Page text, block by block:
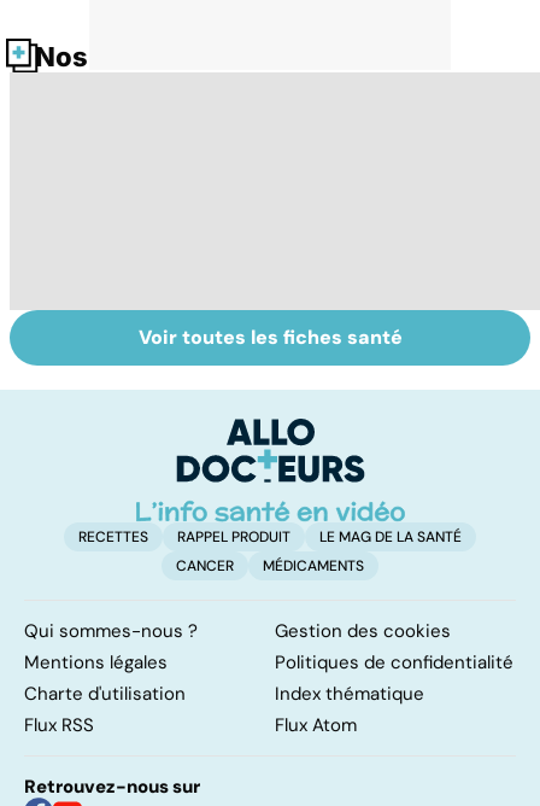
Nos fiches santé
Prolapsus : quand
les organes
Tout savoir sur
les infections
Voir toutes les fiches santé
RECETTES RAPPEL PRODUIT
LE MAG DE LA SANTÉ
CANCER
MÉDICAMENTS
Qui sommes-nous ?
Gestion des cookies
Mentions légales
Politiques de confidentialité
Charte d'utilisation
Index thématique
Flux RSS
Flux Atom
Retrouvez-nous sur